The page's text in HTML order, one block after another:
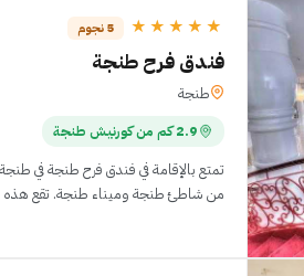
★★★★★ 5 نجوم
فندق فرح طنجة
طنجة
2.9 كم من كورنيش طنجة
تمتع بالإقامة في فندق فرح طنجة في
من شاطئ طنجة وميناء طنجة. تقع هذه المنشأة السياحية التي تحمل تصنيف 5 نج